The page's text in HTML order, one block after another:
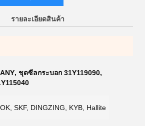
รายละเอียดสินค้า
, ชุดซีลกระบอก 31Y119090,
SKF, DINGZING, KYB, Hallite